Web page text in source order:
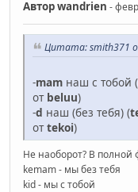
Авторwandrien -
Цитата: smith371
-mam наш с тобой (
от beluu)
-d наш (без тебя) (
отtekoi)
Не наоборот? В полной
kemam - мы без тебя
kid - мы с тобой